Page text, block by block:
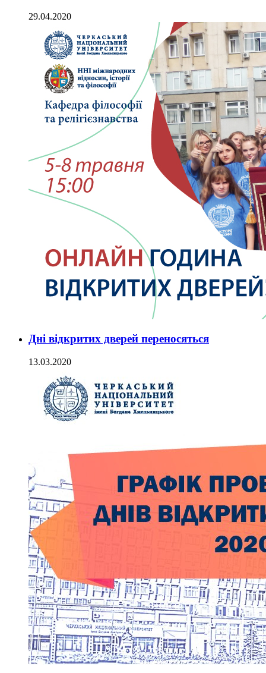
29.04.2020
Дні відкритих дверей переносяться
13.03.2020